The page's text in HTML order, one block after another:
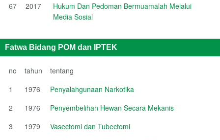
67
2017
Hukum Dan Pedoman Bermuamalah Melalui
Media Sosial
Fatwa Bidang POM dan IPTEK
no tahun
tentang
1
1976
Penyalahgunaan Narkotika
2
1976
Penyembelihan Hewan Secara Mekanis
3
1979
Vasectomi dan Tubectomi